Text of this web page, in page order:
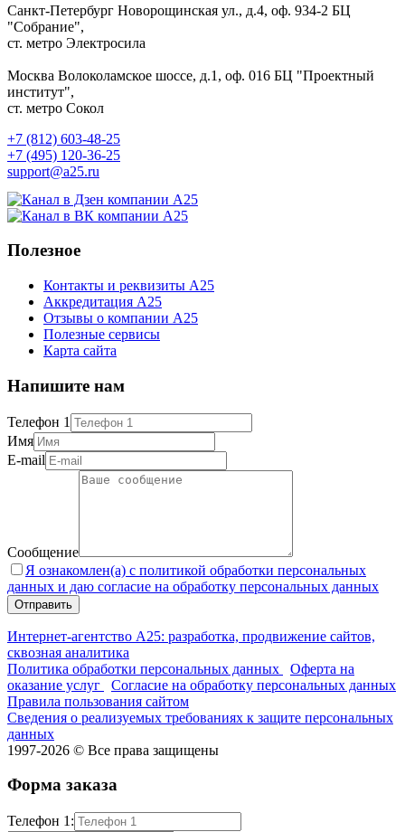
Санкт-Петербург Новорощинская ул., д.4, оф. 934-2 БЦ
"Собрание",
ст. метро Электросила
Москва Волоколамское шоссе, д.1, оф. 016 БЦ "Проектный
институт",
ст. метро Сокол
+7 (812) 603-48-25
+7 (495) 120-36-25
support@a25.ru
Полезное
Контакты и реквизиты А25
Аккредитация А25
Отзывы о компании А25
Полезные сервисы
Карта сайта
Напишите нам
Телефон 1
Имя
E-mail
Сообщение
Я ознакомлен(а) с политикой обработки персональных
данных и даю согласие на обработку персональных данных
Интернет-агентство А25: разработка, продвижение сайтов,
сквозная аналитика
Политика обработки персональных данных
Оферта на
оказание услуг
Согласие на обработку персональных данных
Правила пользования сайтом
Сведения о реализуемых требованиях к защите персональных
данных
1997-2026 © Все права защищены
Форма заказа
Телефон 1: